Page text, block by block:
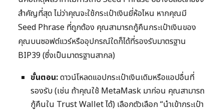
สำคัญที่สุด ไม่ว่าคุณจะใช้กระเป๋าเงินยี่ห้อไหน หากคุณมี
Seed Phrase ที่ถูกต้อง คุณสามารถกู้คืนกระเป๋าเงินของ
คุณบนซอฟต์แวร์หรืออุปกรณ์ใดก็ได้ที่รองรับมาตรฐาน
BIP39 (ซึ่งเป็นมาตรฐานสากล)
ขั้นตอน:ดาวน์โหลดแอปกระเป๋าเงินเดิมหรือแอปอื่นที่
รองรับ (เช่น ถ้าคุณใช้ MetaMask มาก่อน คุณสามารถ
กู้คืนใน Trust Wallet ได้) เลือกตัวเลือก “นำเข้ากระเป๋า